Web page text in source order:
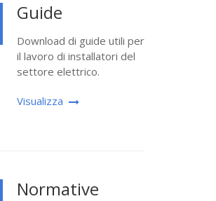
Guide
Download di guide utili per
il lavoro di installatori del
settore elettrico.
Visualizza
Normative